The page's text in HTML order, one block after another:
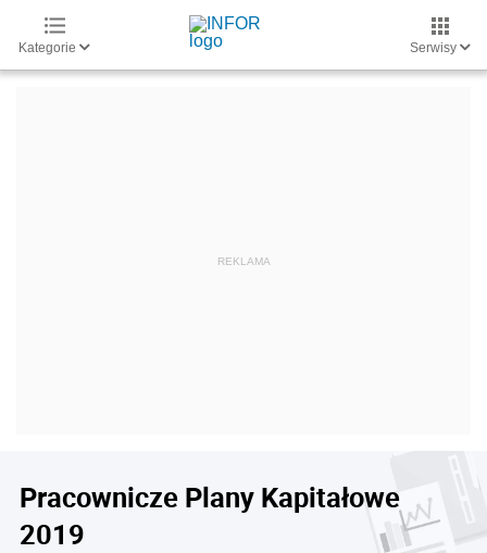
Kategorie Serwisy
Pracownicze Plany Kapitałowe
2019